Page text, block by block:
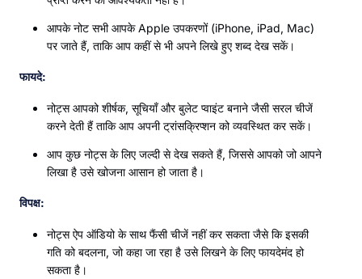
आपके नोट सभी आपके Apple उपकरणों (iPhone, iPad, Mac)
पर जाते हैं, ताकि आप कहीं से भी अपने लिखे हुए शब्द देख सकें।
फायदे:
नोट्स आपको शीर्षक, सूचियाँ और बुलेट प्वाइंट बनाने जैसी सरल चीजें
करने देती हैं ताकि आप अपनी ट्रांसक्रिप्शन को व्यवस्थित कर सकें।
आप कुछ नोट्स के लिए जल्दी से देख सकते हैं, जिससे आपको जो आपने
लिखा है उसे खोजना आसान हो जाता है।
विपक्ष:
नोट्स ऐप ऑडियो के साथ फैंसी चीजें नहीं कर सकता जैसे कि इसकी
गति को बदलना, जो कहा जा रहा है उसे लिखने के लिए फायदेमंद हो
सकता है।